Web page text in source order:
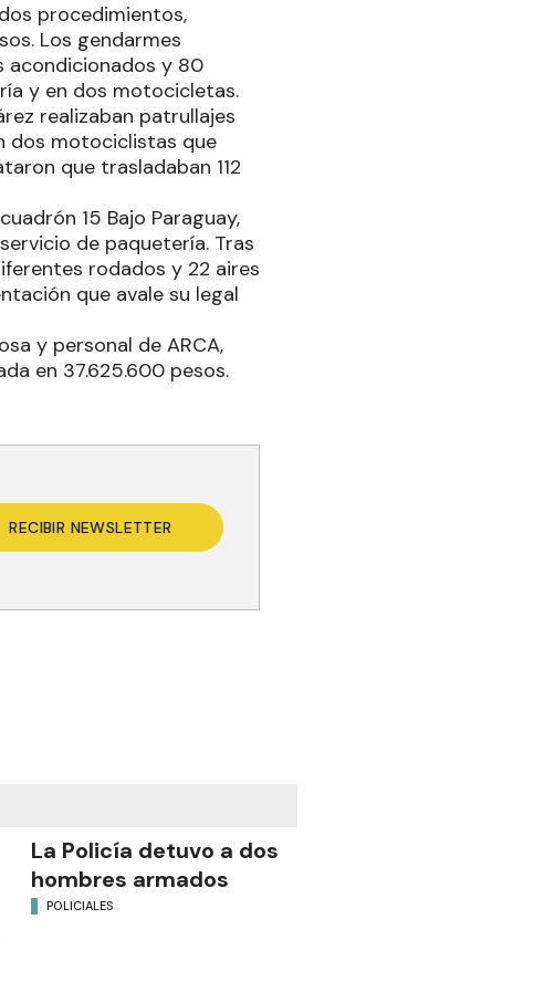
procedimientos,
Los gendarmes
acondicionados y 80
y en dos motocicletas.
realizaban patrullajes
dos motociclistas que
que trasladaban 112
15 Bajo Paraguay,
de paquetería. Tras
rodados y 22 aires
que avale su legal
y personal de ARCA,
en 37.625.600 pesos.
RECIBIR NEWSLETTER
La Policía detuvo a dos
hombres armados
POLICIALES